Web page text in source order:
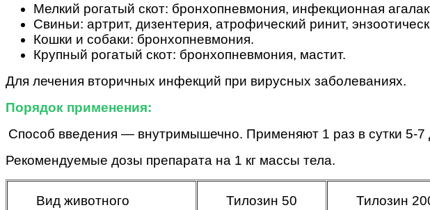
Мелкий рогатый скот: бронхопневмония, инфекционная
Свиньи: артрит, дизентерия, атрофический ринит,
Кошки и собаки: бронхопневмония.
Крупный рогатый скот: бронхопневмония, мастит.
Для лечения вторичных инфекций при вирусных заболеваниях.
Порядок применения:
Способ введения — внутримышечно. Применяют 1 раз в сутки 5-
Рекомендуемые дозы препарата на 1 кг массы тела.
Вид животного Тилозин 50 Тилозин